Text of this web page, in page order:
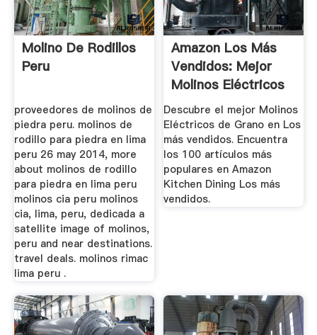
Molino De Rodillos
Peru
proveedores de molinos de
piedra peru. molinos de
rodillo para piedra en lima
peru 26 may 2014, more
about molinos de rodillo
para piedra en lima peru
molinos cia peru molinos
cia, lima, peru, dedicada a
satellite image of molinos,
peru and near destinations.
travel deals. molinos rimac
lima peru .
Amazon Los Más
Vendidos: Mejor
Molinos Eléctricos
De Grano
Descubre el mejor Molinos
Eléctricos de Grano en Los
más vendidos. Encuentra
los 100 artículos más
populares en Amazon
Kitchen Dining Los más
vendidos.